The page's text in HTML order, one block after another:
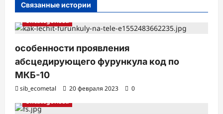
и
Связанные истории
Uncategorised
особенности проявления
абсцедирующего фурункула код по
МКБ-10
sib_ecometal 20 февраля 2023
0
Uncategorised